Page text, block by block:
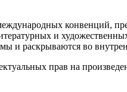
конвенций,
и
и раскрываются во
прав на